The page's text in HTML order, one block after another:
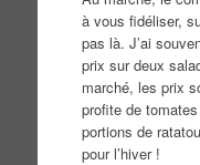
à vous fidéliser,
pas là. J’ai
prix sur deux
marché, les prix
profite de
portions de
pour l’hiver !